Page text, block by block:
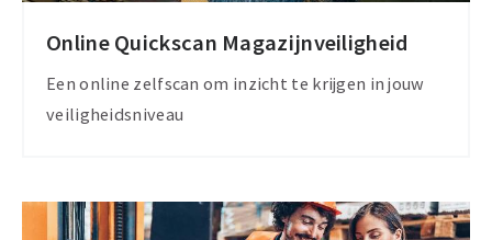
Online Quickscan Magazijnveiligheid
Een online zelfscan om inzicht te krijgen in jouw
veiligheidsniveau
Meer
informatie